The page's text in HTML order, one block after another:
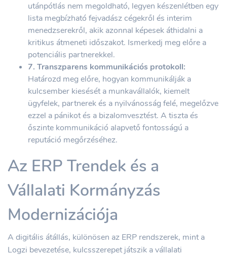
utánpótlás nem megoldható, legyen készenlétben egy
lista megbízható fejvadász cégekről és interim
menedzserekről, akik azonnal képesek áthidalni a
kritikus átmeneti időszakot. Ismerkedj meg előre a
potenciális partnerekkel.
7. Transzparens kommunikációs protokoll:
Határozd meg előre, hogyan kommunikálják a
kulcsember kiesését a munkavállalók, kiemelt
ügyfelek, partnerek és a nyilvánosság felé, megelőzve
ezzel a pánikot és a bizalomvesztést. A tiszta és
őszinte kommunikáció alapvető fontosságú a
reputáció megőrzéséhez.
Az ERP Trendek és a
Vállalati Kormányzás
Modernizációja
A digitális átállás, különösen az ERP rendszerek, mint a
Logzi bevezetése, kulcsszerepet játszik a vállalati